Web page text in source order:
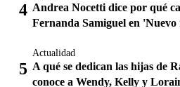
Andrea Nocetti dice por qué
Fernanda Samiguel en
Actualidad
A qué se dedican las hijas de
conoce a Wendy, Kelly y